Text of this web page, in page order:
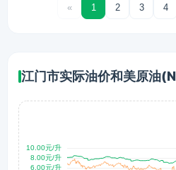
« 1 2 3 4
江门市实际油价和美原油